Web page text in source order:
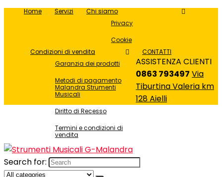
Home Servizi
Chi siamo
Privacy
Cookie
Condizioni di vendita
Garanzia dei prodotti
Metodi di pagamento
Malandra Strumenti
Musicali
Diritto di Recesso
Termini e condizioni di
vendita
CONTATTI
ASSISTENZA CLIENTI
0863 793497 Via
Tiburtina Valeria km
128 Aielli
Search for: